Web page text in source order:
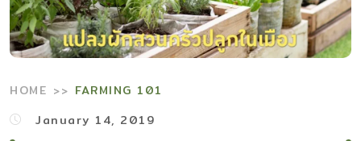
HOME
FARMING 101
January 14, 2019